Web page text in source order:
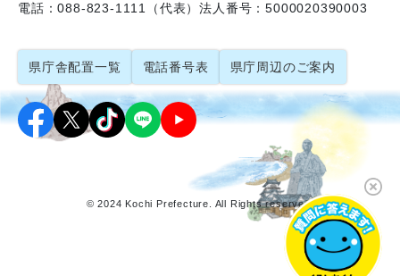
電話：088-823-1111（代表）法人番号：5000020390003
県庁舎配置一覧 電話番号表 県庁周辺のご案内
© 2024 Kochi Prefecture. All Rights reserved.